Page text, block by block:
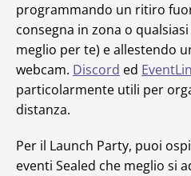
programmando un ritiro
consegna in zona o
meglio per te) e allestendo
webcam. Discord ed
particolarmente utili per
distanza.
Per il Launch Party, puoi
eventi Sealed che meglio si